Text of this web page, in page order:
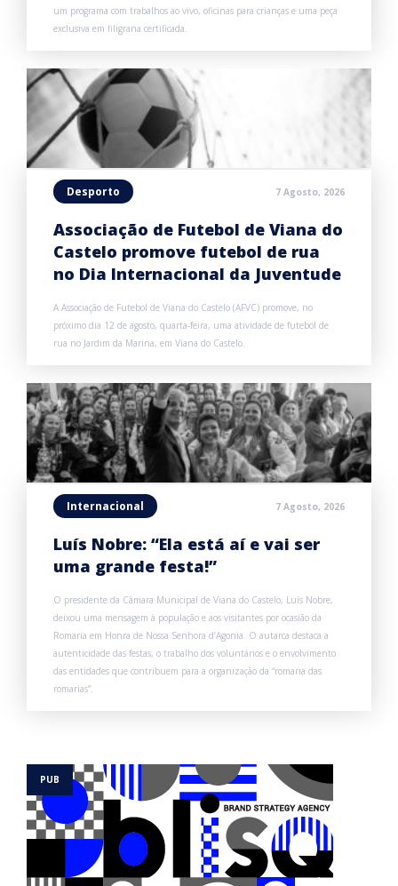
um programa com trabalhos ao vivo, oficinas para crianças e uma peça
exclusiva em filigrana certificada.
Desporto 7 Agosto, 2026
Associação de Futebol de Viana do
Castelo promove futebol de rua
no Dia Internacional da Juventude
A Associação de Futebol de Viana do Castelo (AFVC) promove, no
próximo dia 12 de agosto, quarta-feira, uma atividade de futebol de
rua no Jardim da Marina, em Viana do Castelo.
Internacional 7 Agosto, 2026
Luís Nobre: “Ela está aí e vai ser
uma grande festa!”
O presidente da Câmara Municipal de Viana do Castelo, Luís Nobre,
deixou uma mensagem à população e aos visitantes por ocasião da
Romaria em Honra de Nossa Senhora d’Agonia. O autarca destaca a
autenticidade das festas, o trabalho dos voluntários e o envolvimento
das entidades que contribuem para a organização da “romaria das
romarias”.